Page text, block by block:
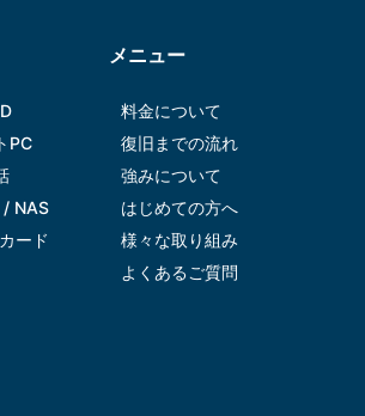
PC
/ NAS
ード
メニュー
料金について
復旧までの流れ
強みについて
はじめての方へ
様々な取り組み
よくあるご質問